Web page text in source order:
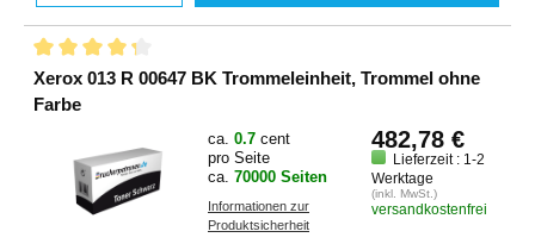
Xerox 013 R 00647 BK Trommeleinheit, Trommel ohne
Farbe
ca. 0.7 cent
pro Seite
ca. 70000 Seiten
Informationen zur
Produktsicherheit
482,78 €
Lieferzeit : 1-2
Werktage
(inkl. MwSt.)
versandkostenfrei